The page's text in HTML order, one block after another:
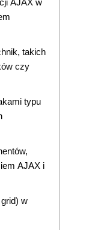
AJAX w
takich
czy
typu
AJAX i
w